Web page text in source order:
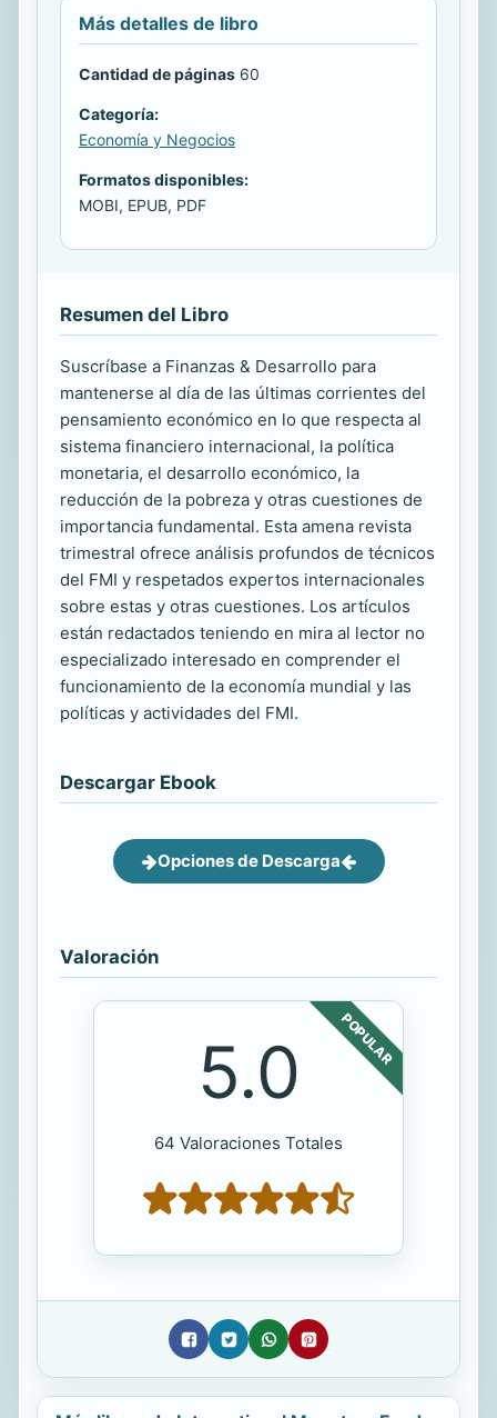
Más detalles de libro
Cantidad de páginas 60
Categoría:
Economía y Negocios
Formatos disponibles:
MOBI, EPUB, PDF
Resumen del Libro
Suscríbase a Finanzas & Desarrollo para
mantenerse al día de las últimas corrientes del
pensamiento económico en lo que respecta al
sistema financiero internacional, la política
monetaria, el desarrollo económico, la
reducción de la pobreza y otras cuestiones de
importancia fundamental. Esta amena revista
trimestral ofrece análisis profundos de técnicos
del FMI y respetados expertos internacionales
sobre estas y otras cuestiones. Los artículos
están redactados teniendo en mira al lector no
especializado interesado en comprender el
funcionamiento de la economía mundial y las
políticas y actividades del FMI.
Descargar Ebook
Opciones de Descarga
Valoración
POPULAR
5.0
64 Valoraciones Totales